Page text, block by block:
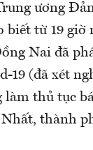
ương
từ 19 giờ
Nai đã
19 (đã xét
thủ tục
thành